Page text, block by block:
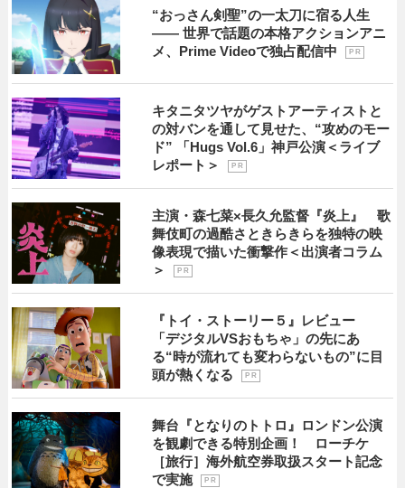
“おっさん剣聖”の一太刀に宿る人生
―― 世界で話題の本格アクションアニ
メ、Prime Videoで独占配信中
P R
キタニタツヤがゲストアーティストと
の対バンを通して見せた、“攻めのモー
ド” 「Hugs Vol.6」神戸公演＜ライブ
レポート＞
P R
主演・森七菜×長久允監督『炎上』 歌
舞伎町の過酷さときらきらを独特の映
像表現で描いた衝撃作＜出演者コラム
＞
P R
『トイ・ストーリー５』レビュー
「デジタルVSおもちゃ」の先にあ
る“時が流れても変わらないもの”に目
頭が熱くなる
P R
舞台『となりのトトロ』ロンドン公演
を観劇できる特別企画！ ローチケ
［旅行］海外航空券取扱スタート記念
で実施
P R